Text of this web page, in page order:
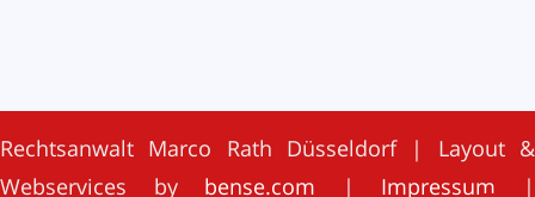
Rechtsanwalt Marco Rath Düsseldorf | Layout &
Webservices by bense.com | Impressum |